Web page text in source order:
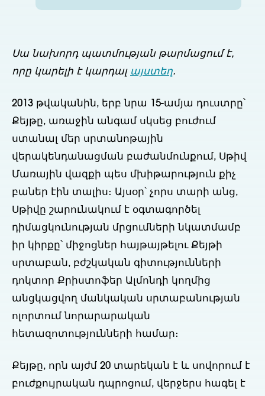
Սա նախորդ պատմության թարմացում է,
որը կարելի է կարդալ այստեղ.
2013 թվականին, երբ նրա 15-ամյա դուստրը՝
Քեյթը, առաջին անգամ սկսեց բուժում
ստանալ մեր սրտանոթային
վերակենդանացման բաժանմունքում, Սթիվ
Մառային վազքի պես մխիթարություն քիչ
բաներ էին տալիս։ Այսօր՝ չորս տարի անց,
Սթիվը շարունակում է օգտագործել
դիմացկունության մրցումների նկատմամբ
իր կիրքը՝ միջոցներ հայթայթելու Քեյթի
սրտաբան, բժշկական գիտությունների
դոկտոր Քրիստոֆեր Ալմոնդի կողմից
անցկացվող մանկական սրտաբանության
ոլորտում նորարարական
հետազոտությունների համար։
Քեյթը, որն այժմ 20 տարեկան է և սովորում է
բուժքույրական դպրոցում, վերջերս հագել է